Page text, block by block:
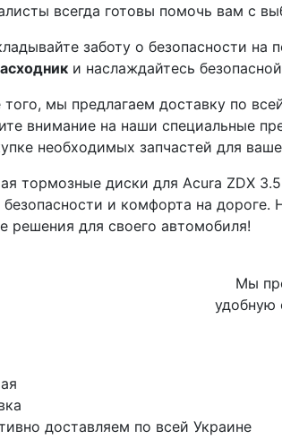
всегда готовы помочь вам с
заботу о безопасности на
и наслаждайтесь
мы предлагаем доставку по
внимание на наши специальные
необходимых запчастей для
тормозные диски для Acura ZDX
и комфорта на
решения для своего автомобиля!
Мы
удобную
доставляем по всей Украине